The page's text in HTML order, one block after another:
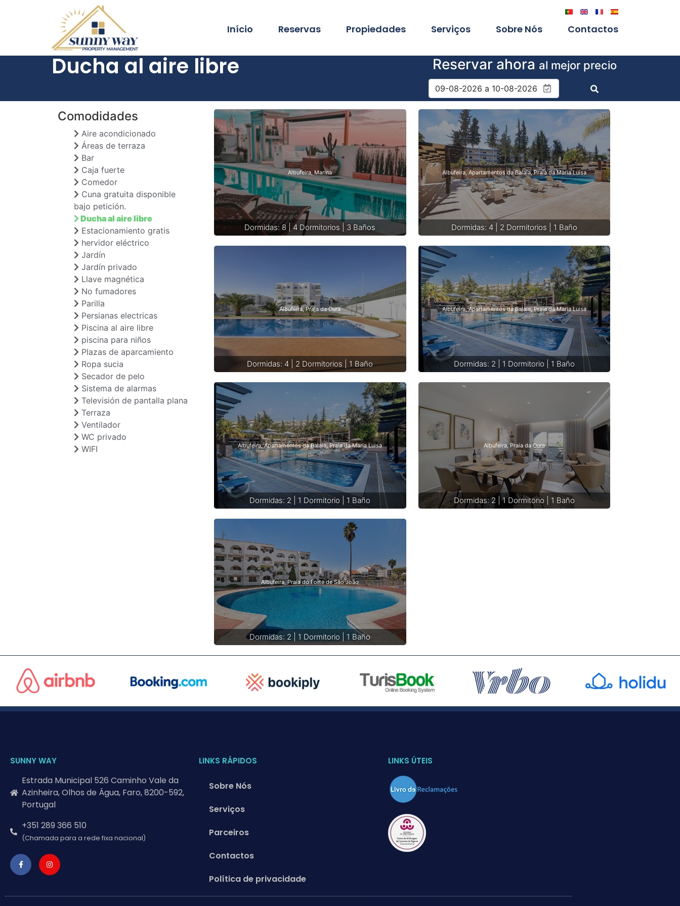
Início Reservas Propiedades Serviços Sobre Nós Contactos
Ducha al aire libre Reservar ahora al mejor precio
Comodidades
Aire acondicionado
Áreas de terraza
Bar
Caja fuerte
Comedor
Cuna gratuita disponible
bajo petición.
Ducha al aire libre
Estacionamiento gratis
hervidor eléctrico
Jardín
Jardín privado
Llave magnética
No fumadores
Parilla
Persianas electricas
Piscina al aire libre
piscina para niños
Plazas de aparcamiento
Ropa sucia
Secador de pelo
Sistema de alarmas
Televisión de pantalla plana
Terraza
Ventilador
WC privado
WIFI
Albufeira, Marina
Dormidas: 8 | 4 Dormitorios | 3 Baños
Albufeira, Apartamentos da Balaia, Praia da Maria Luisa
Dormidas: 4 | 2 Dormitorios | 1 Baño
Albufeira, Praia da Oura
Dormidas: 4 | 2 Dormitorios | 1 Baño
Albufeira, Apartamentos da Balaia, Praia da Maria Luisa
Dormidas: 2 | 1 Dormitorio | 1 Baño
Albufeira, Apartamentos da Balaia, Praia da Maria Luisa
Dormidas: 2 | 1 Dormitorio | 1 Baño
Albufeira, Praia da Oura
Dormidas: 2 | 1 Dormitorio | 1 Baño
Albufeira, Praia do Forte de São João
Dormidas: 2 | 1 Dormitorio | 1 Baño
SUNNY WAY
Estrada Municipal 526 Caminho Vale da
Azinheira, Olhos de Água, Faro, 8200-592,
Portugal
+351 289 366 510
(Chamada para a rede fixa nacional)
LINKS RÁPIDOS
Sobre Nós
Serviços
Parceiros
Contactos
Política de privacidade
LINKS ÚTEIS